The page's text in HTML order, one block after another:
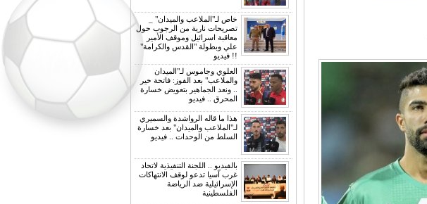
خاص لـ"الملاعب والميدان" _
تصريحات نارية من الرجوب حول
معاقبة اسرائيل وموقف الأمير
علي وبطولة "القدس والكرامة"
!! فيديو
العلوي وجاموس لـ"الميدان
والملاعب" بعد الفوز: فاتحة خير
.. ونعد الجماهير بتعويض خسارة
المحرق .. فيديو
هذا ما قاله الرواشدة والسميري
لـ"الملاعب والميدان" بعد خسارة
السلط من الوحدات .. فيديو
بالفيديو .. اللجنة التنفيذية لاتحاد
غرب آسيا تدعو لوقف الانتهاكات
الإسرائيلية ضد الرياضة
الفلسطينية